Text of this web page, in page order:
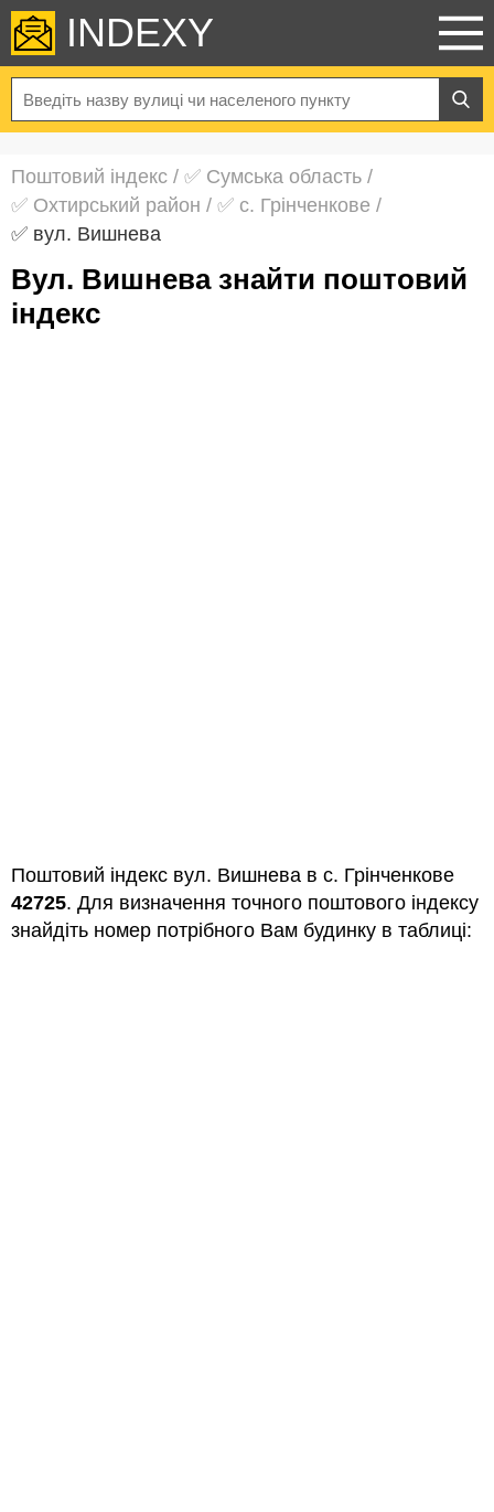
INDEXY
Поштовий індекс / ✅ Сумська область /
✅ Охтирський район / ✅ с. Грінченкове /
✅ вул. Вишнева
вул. Вишнева знайти поштовий
індекс
Поштовий індекс вул. Вишнева в с. Грінченкове
42725. Для визначення точного поштового індексу
знайдіть номер потрібного Вам будинку в таблиці: